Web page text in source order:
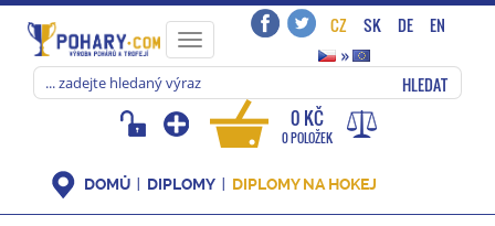
Toggle
navigation
CZ SK DE
EN
»
HLEDAT
0 KČ
0 POLOŽEK
DOMŮ DIPLOMY DIPLOMY NA HOKEJ